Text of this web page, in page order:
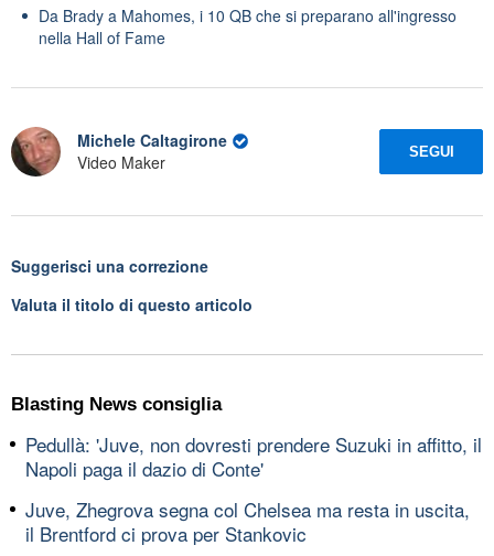
Da Brady a Mahomes, i 10 QB che si preparano all'ingresso
nella Hall of Fame
Michele Caltagirone
Video Maker
SEGUI
Suggerisci una correzione
Valuta il titolo di questo articolo
Blasting News consiglia
Pedullà: 'Juve, non dovresti prendere Suzuki in affitto, il
Napoli paga il dazio di Conte'
Juve, Zhegrova segna col Chelsea ma resta in uscita,
il Brentford ci prova per Stankovic